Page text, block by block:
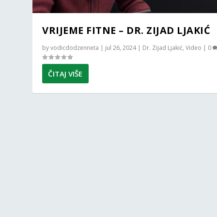
VRIJEME FITNE – DR. ZIJAD LJAKIĆ
byvodicdodzenneta | jul 26, 2024| Dr. Zijad Ljakić,Video | 0
ČITAJ VIŠE